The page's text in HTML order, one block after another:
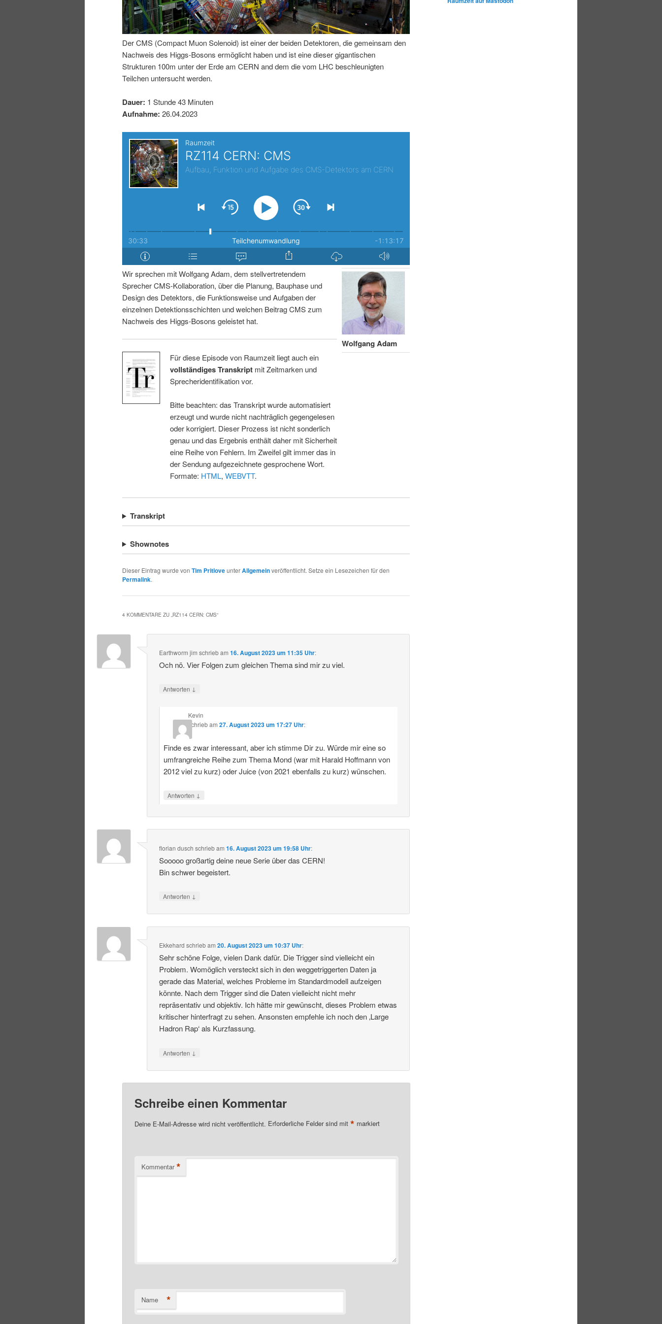
I
l
t
s
p
i
g
e
n
e
h
a
l
t
p
i
n
g
e
n
Der CMS (Compact Muon Solenoid) ist einer der beiden Detektoren, die gemeinsam den
Nachweis des Higgs-Bosons ermöglicht haben und ist eine dieser gigantischen
Strukturen 100m unter der Erde am CERN and dem die vom LHC beschleunigten
Teilchen untersucht werden.
Dauer: 1 Stunde 43 Minuten
Aufnahme: 26.04.2023
Wolfgang Adam
Wir sprechen mit Wolfgang Adam, dem stellvertretendem
Sprecher CMS-Kollaboration, über die Planung, Bauphase und
Design des Detektors, die Funktionsweise und Aufgaben der
einzelnen Detektionsschichten und welchen Beitrag CMS zum
Nachweis des Higgs-Bosons geleistet hat.
Für diese Episode von Raumzeit liegt auch ein
vollständiges Transkriptmit Zeitmarken und
Sprecheridentifikation vor.
Bitte beachten: das Transkript wurde automatisiert
erzeugt und wurde nicht nachträglich gegengelesen
oder korrigiert. Dieser Prozess ist nicht sonderlich
genau und das Ergebnis enthält daher mit Sicherheit
eine Reihe von Fehlern. Im Zweifel gilt immer das in
der Sendung aufgezeichnete gesprochene Wort.
Formate: HTML, WEBVTT.
Transkript
Shownotes
Dieser Eintrag wurde von Tim PritloveunterAllgemeinveröffentlicht. Setze ein Lesezeichen für den
Permalink.
4 KOMMENTARE ZU „ RZ114 CERN: CMS“
Earthworm jim schriebam16. August 2023 um 11:35 Uhr:
Och nö. Vier Folgen zum gleichen Thema sind mir zu viel.
Antworten ↓
Kevin
schriebam 27. August 2023 um 17:27 Uhr:
Finde es zwar interessant, aber ich stimme Dir zu. Würde mir eine so
umfrangreiche Reihe zum Thema Mond (war mit Harald Hoffmann von
2012 viel zu kurz) oder Juice (von 2021 ebenfalls zu kurz) wünschen.
Antworten ↓
florian dusch schriebam16. August 2023 um 19:58 Uhr:
Sooooo großartig deine neue Serie über das CERN!
Bin schwer begeistert.
Antworten ↓
Ekkehard schriebam20. August 2023 um 10:37 Uhr:
Sehr schöne Folge, vielen Dank dafür. Die Trigger sind vielleicht ein
Problem. Womöglich versteckt sich in den weggetriggerten Daten ja
gerade das Material, welches Probleme im Standardmodell aufzeigen
könnte. Nach dem Trigger sind die Daten vielleicht nicht mehr
repräsentativ und objektiv. Ich hätte mir gewünscht, dieses Problem etwas
kritischer hinterfragt zu sehen. Ansonsten empfehle ich noch den ‚Large
Hadron Rap‘ als Kurzfassung.
Antworten ↓
Schreibe einen Kommentar
Deine E-Mail-Adresse wird nicht veröffentlicht. Erforderliche Felder sind mit* markiert
Kommentar *
Name *